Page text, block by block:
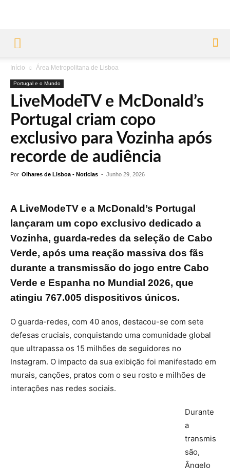
Início Área Metropolitana de Lisboa
Portugal e o Mundo
LiveModeTV e McDonald’s
Portugal criam copo
exclusivo para Vozinha após
recorde de audiência
Por Olhares de Lisboa - Noticias - Junho 29, 2026
A LiveModeTV e a McDonald’s Portugal
lançaram um copo exclusivo dedicado a
Vozinha, guarda-redes da seleção de Cabo
Verde, após uma reação massiva dos fãs
durante a transmissão do jogo entre Cabo
Verde e Espanha no Mundial 2026, que
atingiu 767.005 dispositivos únicos.
O guarda-redes, com 40 anos, destacou-se com sete
defesas cruciais, conquistando uma comunidade global
que ultrapassa os 15 milhões de seguidores no
Instagram. O impacto da sua exibição foi manifestado em
murais, canções, pratos com o seu rosto e milhões de
interações nas redes sociais.
Durante
a
transmis
são,
Ângelo